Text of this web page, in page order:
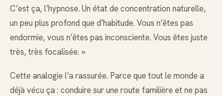
C’est ça, l’hypnose. Un état de concentration naturelle,
un peu plus profond que d’habitude. Vous n’êtes pas
endormie, vous n’êtes pas inconsciente. Vous êtes juste
très, très focalisée. »
Cette analogie l’a rassurée. Parce que tout le monde a
déjà vécu ça : conduire sur une route familière et ne pas